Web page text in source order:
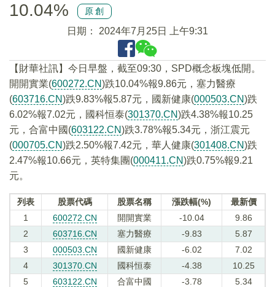
10.04%
原創
日期： 2024年7月25日 上午9:31
【財華社訊】今日早盤，截至09:30，SPD概念板塊低開。
開開實業(600272.CN)跌10.04%報9.86元，塞力醫療
(603716.CN)跌9.83%報5.87元，國新健康(000503.CN)跌
6.02%報7.02元，國科恒泰(301370.CN)跌4.38%報10.25
元，合富中國(603122.CN)跌3.78%報5.34元，浙江震元
(000705.CN)跌2.50%報7.42元，華人健康(301408.CN)跌
2.47%報10.66元，英特集團(000411.CN)跌0.75%報9.21
元。
列表 股票代碼 股票名稱 漲跌幅(%)
最新價
1
600272.CN 開開實業 -10.04
9.86
2
603716.CN 塞力醫療 -9.83
5.87
3
000503.CN 國新健康 -6.02
7.02
4
301370.CN 國科恒泰 -4.38
10.25
5
603122.CN 合富中國 -3.78
5.34